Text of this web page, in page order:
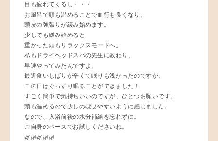
目も疲れてくるし・・・
お風呂で頭も温めることで血行も良くなり、
頭皮の強張りが緩み始めます。
少しでも緩み始めると
重かった頭もリラックスモードへ。
私もドライヘッドスパの先生に教わり、
早速やってみたんですよ。
最近食いしばりが辛くて眠りも浅かったのですが、
この日はぐっすり眠ることができました！
すごく簡単で気持ちいいのですが、ひとつお願いです。
頭も温めるので少しのぼせやすいように感じました。
なので、入浴前後の水分補給を忘れずに。
ご自身のペースでお試しくださいね。
🌿🌿🌿🌿🌿